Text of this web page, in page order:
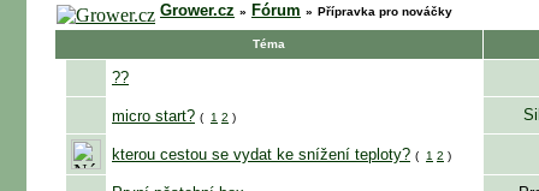
Grower.cz » Fórum » Přípravka pro nováčky
Téma
??
micro start? ( 1 2 )
kterou cestou se vydat ke snížení teploty? ( 1 2 )